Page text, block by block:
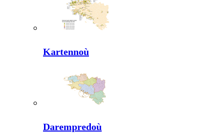
Kartennoù
Darempredoù